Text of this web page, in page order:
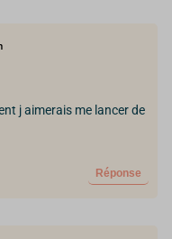
j aimerais me lancer de
Réponse